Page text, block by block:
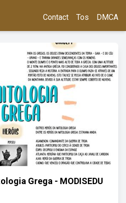
Contact Tos DMCA
Grega - MODISEDU